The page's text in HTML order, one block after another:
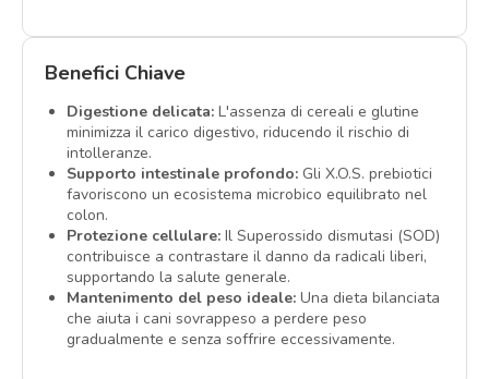
Benefici Chiave
Digestione delicata: L'assenza di cereali e glutine
minimizza il carico digestivo, riducendo il rischio di
intolleranze.
Supporto intestinale profondo: Gli X.O.S. prebiotici
favoriscono un ecosistema microbico equilibrato nel
colon.
Protezione cellulare: Il Superossido dismutasi (SOD)
contribuisce a contrastare il danno da radicali liberi,
supportando la salute generale.
Mantenimento del peso ideale: Una dieta bilanciata
che aiuta i cani sovrappeso a perdere peso
gradualmente e senza soffrire eccessivamente.